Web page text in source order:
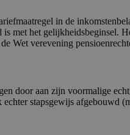
in de
het gelijkheidsbeginsel.
Wet verevening
door aan zijn voormalige
stapsgewijs afgebouwd